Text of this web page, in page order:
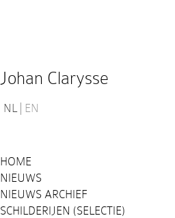
Johan Clarysse
NL EN
HOME
NIEUWS
NIEUWS ARCHIEF
SCHILDERIJEN (SELECTIE)